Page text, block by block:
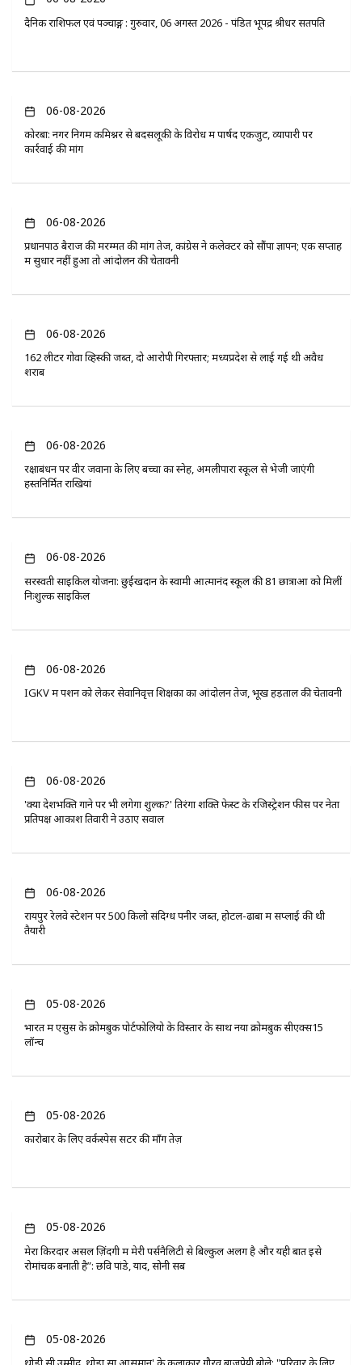
दैनिक राशिफल एवं पञ्चाङ्ग : गुरुवार, 06 अगस्त 2026 - पंडित भूपेंद्र श्रीधर सतपति
06-08-2026
कोरबा: नगर निगम कमिश्नर से बदसलूकी के विरोध में पार्षद एकजुट, व्यापारी पर
कार्रवाई की मांग
06-08-2026
प्रधानपाठ बैराज की मरम्मत की मांग तेज, कांग्रेस ने कलेक्टर को सौंपा ज्ञापन; एक सप्ताह
में सुधार नहीं हुआ तो आंदोलन की चेतावनी
06-08-2026
162 लीटर गोवा व्हिस्की जब्त, दो आरोपी गिरफ्तार; मध्यप्रदेश से लाई गई थी अवैध
शराब
06-08-2026
रक्षाबंधन पर वीर जवानों के लिए बच्चों का स्नेह, अमलीपारा स्कूल से भेजी जाएंगी
हस्तनिर्मित राखियां
06-08-2026
सरस्वती साइकिल योजना: छुईखदान के स्वामी आत्मानंद स्कूल की 81 छात्राओं को मिलीं
निःशुल्क साइकिलें
06-08-2026
IGKV में पेंशन को लेकर सेवानिवृत्त शिक्षकों का आंदोलन तेज, भूख हड़ताल की चेतावनी
06-08-2026
'क्या देशभक्ति गाने पर भी लगेगा शुल्क?' तिरंगा शक्ति फेस्ट के रजिस्ट्रेशन फीस पर नेता
प्रतिपक्ष आकाश तिवारी ने उठाए सवाल
06-08-2026
रायपुर रेलवे स्टेशन पर 500 किलो संदिग्ध पनीर जब्त, होटल-ढाबों में सप्लाई की थी
तैयारी
05-08-2026
भारत में एसुस के क्रोमबुक पोर्टफोलियो के विस्तार के साथ नया क्रोमबुक सीएक्स15
लॉन्च
05-08-2026
कारोबार के लिए वर्कस्पेस सेंटर की माँग तेज़
05-08-2026
मेरा किरदार असल ज़िंदगी में मेरी पर्सनैलिटी से बिल्कुल अलग है और यही बात इसे
रोमांचक बनाती है”: छवि पांडे, यादें, सोनी सब
05-08-2026